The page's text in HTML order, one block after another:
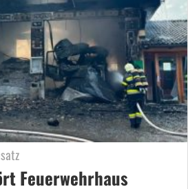
Feuerwehrhaus